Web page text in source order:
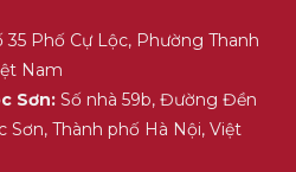
35 Phố Cự Lộc, Phường Thanh
Nam
Sơn:Số nhà 59b, Đường Đền
Sơn, Thành phố Hà Nội, Việt